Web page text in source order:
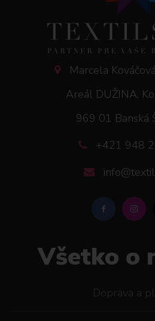
Marcela
Areál DUŽINA,
969 01 Banská
+421 948
Všetko o
Doprava a